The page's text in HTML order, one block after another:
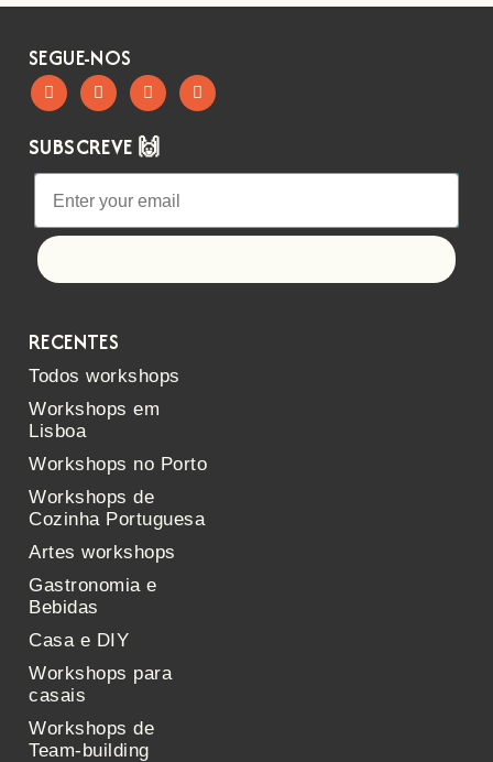
SEGUE-NOS
SUBSCREVE 🙌
RECENTES
Todos workshops
Workshops em
Lisboa
Workshops no Porto
Workshops de
Cozinha Portuguesa
Artes workshops
Gastronomia e
Bebidas
Casa e DIY
Workshops para
casais
Workshops de
Team-building